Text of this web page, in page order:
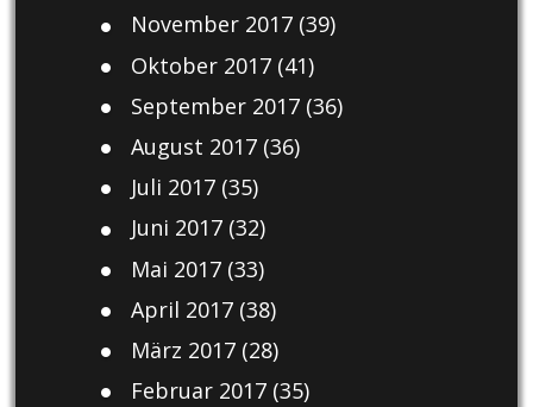
November 2017(39)
Oktober 2017(41)
September 2017(36)
August 2017(36)
Juli 2017(35)
Juni 2017(32)
Mai 2017(33)
April 2017(38)
März 2017(28)
Februar 2017(35)